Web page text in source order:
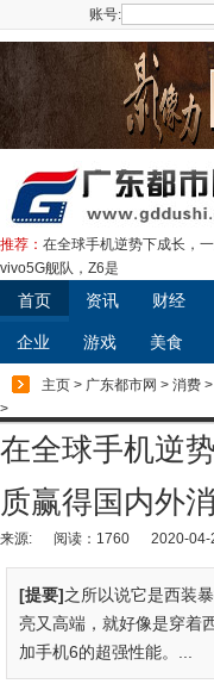
账号:
推荐： 在全球手机逆势下成长，
vivo5G舰队，Z6是
首页 资讯 财经
企业 游戏 美食
主页 > 广东都市网 > 消费
>
在全球手机逆
质赢得国内外
来源: 阅读：1760 2020-04-
[提要]之所以说它是西装
亮又高端，就好像是穿着
加手机6的超强性能。...